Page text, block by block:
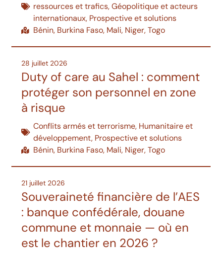
ressources et trafics,Géopolitique et acteurs
internationaux, Prospective et solutions
Bénin, Burkina Faso, Mali, Niger,Togo
28 juillet 2026
Duty of care au Sahel : comment
protéger son personnel en zone
à risque
Conflits armés et terrorisme, Humanitaire et
développement, Prospective et solutions
Bénin, Burkina Faso, Mali, Niger,Togo
21 juillet 2026
Souveraineté financière de l’AES
: banque confédérale, douane
commune et monnaie — où en
est le chantier en 2026 ?